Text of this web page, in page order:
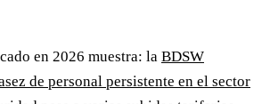
en 2026 muestra: la BDSW
de personal persistente en el sector